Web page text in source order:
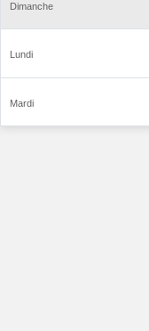
Dimanche
Lundi
Mardi